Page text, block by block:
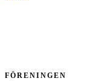
FÖRENINGEN